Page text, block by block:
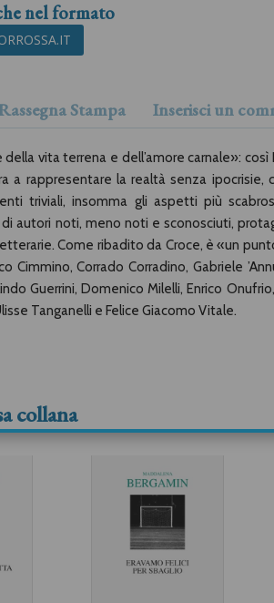
nel formato
Stampa Inserisci un
vita terrena e dell’amore carnale»:
a rappresentare la realtà senza
triviali, insomma gli aspetti più
di autori noti, meno noti e sconosciuti,
Come ribadito da Croce, è «un
Cimmino, Corrado Corradino, Gabriele
Guerrini, Domenico Milelli, Enrico
Tanganelli e Felice Giacomo Vitale.
collana